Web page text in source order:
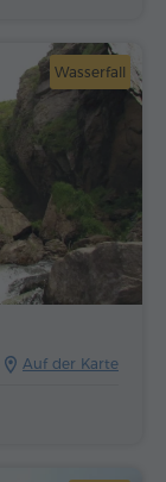
Wasserfall
Auf der Karte